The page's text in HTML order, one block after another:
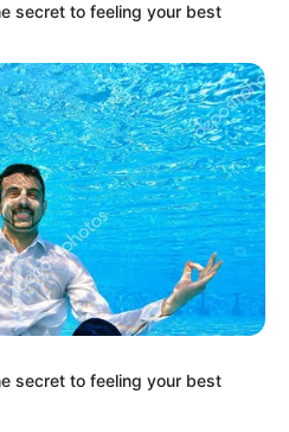
LAINNYA
secret to feeling your best
secret to feeling your best